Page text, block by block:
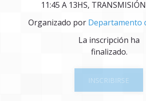
11:45 A 13HS,
Organizado por Departamento
La inscripción ha
finalizado.
INSCRIBIRSE